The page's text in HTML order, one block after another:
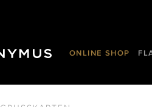
ONLINE SHOP